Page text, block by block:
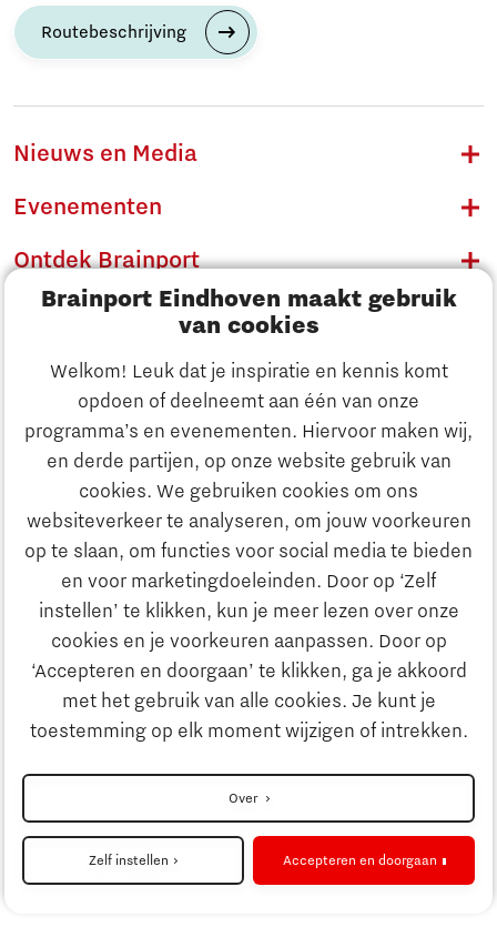
Brainport Eindhoven maakt gebruik
van cookies
Welkom! Leuk dat je inspiratie en kennis komt
opdoen of deelneemt aan één van onze
programma’s en evenementen. Hiervoor maken wij,
en derde partijen, op onze website gebruik van
cookies. We gebruiken cookies om ons
websiteverkeer te analyseren, om jouw voorkeuren
op te slaan, om functies voor social media te bieden
en voor marketingdoeleinden. Door op ‘Zelf
instellen’ te klikken, kun je meer lezen over onze
cookies en je voorkeuren aanpassen. Door op
‘Accepteren en doorgaan’ te klikken, ga je akkoord
met het gebruik van alle cookies. Je kunt je
toestemming op elk moment wijzigen of intrekken.
Over
Zelf instellen Accepteren en doorgaan
Ontdek Brainport
Innovatie
Ondernemen
Onderwijs
Strategie & Organisatie
Routebeschrijving
Nieuws en Media
Evenementen
Ontdek Brainport
Innovatie
Ondernemen
Onderwijs
Maatschappelijk
Strategie & Organisatie
Zoeken
Contact
Naar internationale website
Privacyverklaring
Cookieinstellingen